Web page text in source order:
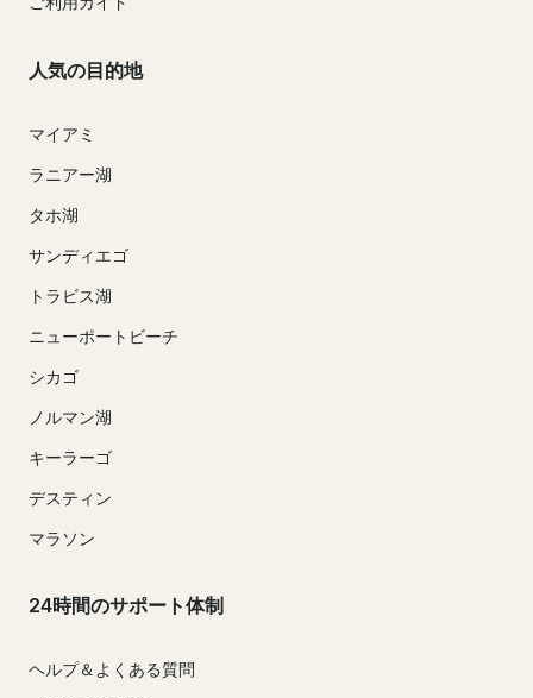
人気の目的地
マイアミ
ラニアー湖
タホ湖
サンディエゴ
トラビス湖
ニューポートビーチ
シカゴ
ノルマン湖
キーラーゴ
デスティン
マラソン
24時間のサポート体制
ヘルプ＆よくある質問